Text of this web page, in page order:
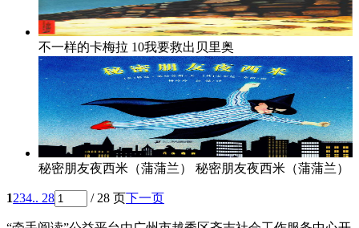
不一样的卡梅拉 10我要救出贝里奥
秘密朋友夜西米（蒲蒲兰） 秘密朋友夜西米（蒲蒲兰）
1234.. 28 / 28 页下一页